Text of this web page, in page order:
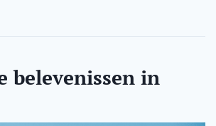
belevenissen in